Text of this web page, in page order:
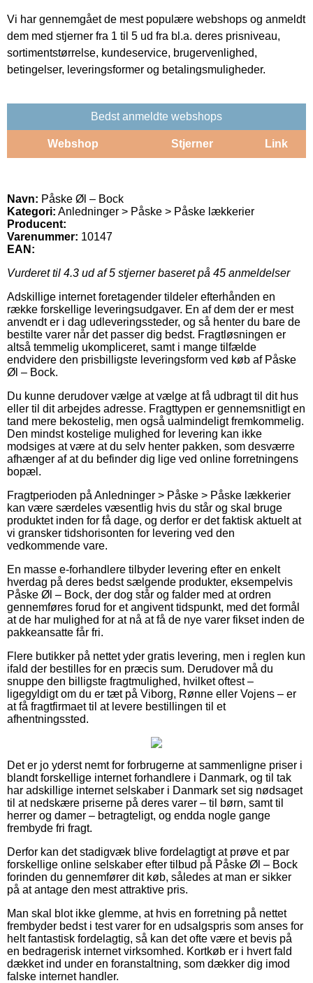
Vi har gennemgået de mest populære webshops og anmeldt
dem med stjerner fra 1 til 5 ud fra bl.a. deres prisniveau,
sortimentstørrelse, kundeservice, brugervenlighed,
betingelser, leveringsformer og betalingsmuligheder.
Bedst anmeldte webshops
Webshop Stjerner Link
Navn: Påske Øl – Bock
Kategori: Anledninger > Påske > Påske lækkerier
Producent:
Varenummer: 10147
EAN:
Vurderet til 4.3 ud af 5 stjerner baseret på 45 anmeldelser
Adskillige internet foretagender tildeler efterhånden en
række forskellige leveringsudgaver. En af dem der er mest
anvendt er i dag udleveringssteder, og så henter du bare de
bestilte varer når det passer dig bedst. Fragtløsningen er
altså temmelig ukompliceret, samt i mange tilfælde
endvidere den prisbilligste leveringsform ved køb af Påske
Øl – Bock.
Du kunne derudover vælge at vælge at få udbragt til dit hus
eller til dit arbejdes adresse. Fragttypen er gennemsnitligt en
tand mere bekostelig, men også ualmindeligt fremkommelig.
Den mindst kostelige mulighed for levering kan ikke
modsiges at være at du selv henter pakken, som desværre
afhænger af at du befinder dig lige ved online forretningens
bopæl.
Fragtperioden på Anledninger > Påske > Påske lækkerier
kan være særdeles væsentlig hvis du står og skal bruge
produktet inden for få dage, og derfor er det faktisk aktuelt at
vi gransker tidshorisonten for levering ved den
vedkommende vare.
En masse e-forhandlere tilbyder levering efter en enkelt
hverdag på deres bedst sælgende produkter, eksempelvis
Påske Øl – Bock, der dog står og falder med at ordren
gennemføres forud for et angivent tidspunkt, med det formål
at de har mulighed for at nå at få de nye varer fikset inden de
pakkeansatte får fri.
Flere butikker på nettet yder gratis levering, men i reglen kun
ifald der bestilles for en præcis sum. Derudover må du
snuppe den billigste fragtmulighed, hvilket oftest –
ligegyldigt om du er tæt på Viborg, Rønne eller Vojens – er
at få fragtfirmaet til at levere bestillingen til et
afhentningssted.
Det er jo yderst nemt for forbrugerne at sammenligne priser i
blandt forskellige internet forhandlere i Danmark, og til tak
har adskillige internet selskaber i Danmark set sig nødsaget
til at nedskære priserne på deres varer – til børn, samt til
herrer og damer – betragteligt, og endda nogle gange
frembyde fri fragt.
Derfor kan det stadigvæk blive fordelagtigt at prøve et par
forskellige online selskaber efter tilbud på Påske Øl – Bock
forinden du gennemfører dit køb, således at man er sikker
på at antage den mest attraktive pris.
Man skal blot ikke glemme, at hvis en forretning på nettet
frembyder bedst i test varer for en udsalgspris som anses for
helt fantastisk fordelagtig, så kan det ofte være et bevis på
en bedragerisk internet virksomhed. Kortkøb er i hvert fald
dækket ind under en foranstaltning, som dækker dig imod
falske internet handler.